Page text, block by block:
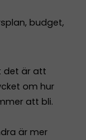
budget,
det är att
om hur
att bli.
är mer